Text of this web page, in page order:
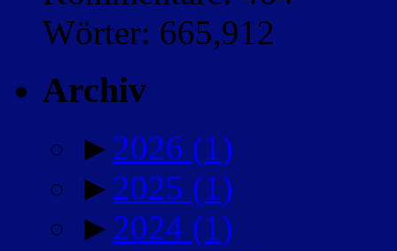
Wörter: 665,912
Archiv
► 2026 (1)
► 2025 (1)
► 2024 (1)